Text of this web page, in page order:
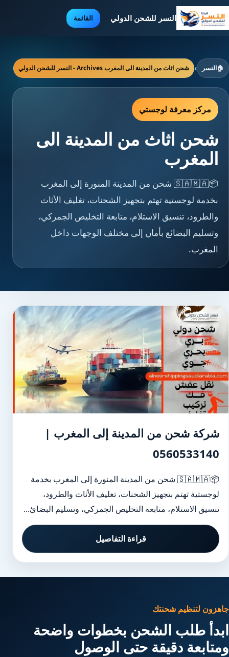
النسر للشحن الدولي القائمة
🏠النسر › شحن اثاث من المدينة الى المغرب Archives - النسر للشحن الدولي
مركز معرفة لوجستي
شحن اثاث من المدينة الى
المغرب
📦🇸🇦🇲🇦 شحن من المدينة المنورة إلى المغرب
بخدمة لوجستية تهتم بتجهيز الشحنات، تغليف الأثاث
والطرود، تنسيق الاستلام، متابعة التخليص الجمركي،
وتسليم البضائع بأمان إلى مختلف الوجهات داخل
المغرب.
شركة شحن من المدينة إلى المغرب |
0560533140
📦🇸🇦🇲🇦 شحن من المدينة المنورة إلى المغرب بخدمة
لوجستية تهتم بتجهيز الشحنات، تغليف الأثاث والطرود،
تنسيق الاستلام، متابعة التخليص الجمركي، وتسليم البضائ...
قراءة التفاصيل
جاهزون لتنظيم شحنتك
ابدأ طلب الشحن بخطوات واضحة
ومتابعة دقيقة حتى الوصول